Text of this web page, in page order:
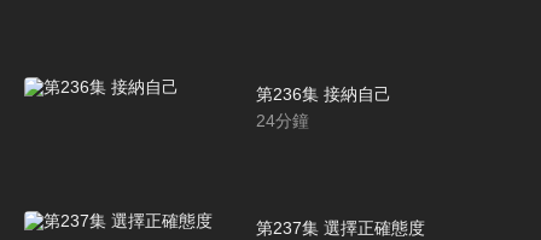
第236集 接納自己
24分鐘
第237集 選擇正確態度